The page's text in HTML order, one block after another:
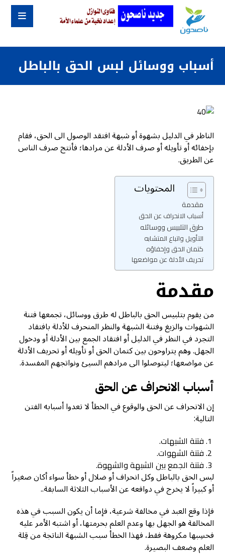
أسباب ووسائل لبس الحق بالباطل
الناظر في الدليل بشهوة أو شبهة افتقد الوصول الى الحق، فقام
بإخفائه أو تأويله أو صرف الأدلة عن مرادها؛ فأنتج صرف الناس
عن الطريق.
المحتويات
مقدمة
أسباب الانحراف عن الحق
طرق التلبيس ووسائله
التأويل واتباع المتشابه
كتمان الحق وإخفاؤه
تحريف الأدلة عن مواضعها
مقدمة
من يقوم بتلبيس الحق بالباطل له طرق ووسائل، تجمعها فتنة
الشهوات والزيغ وفتنة الشبهة والنظر المنحرف للأدلة بافتقاد
التجرد في النظر في الدليل أو افتقاد الجمع بين الأدلة أو ودخول
الجهل. وهم يتراوحون بين كتمان الحق أو تأويله أو تحريف الأدلة
عن مواضعها؛ ليتوصلوا الى مرادهم السيئ ونواتجهم المفسدة.
أسباب الانحراف عن الحق
إن الانحراف عن الحق والوقوع في الخطأ لا تعدوا أسبابه الفتن
التالية:
فتنة الشبهات.
فتنة الشهوات.
فتنة الجمع بين الشبهة والشهوة.
لبس الحق بالباطل وكل انحراف أو ضلال أو خطأ سواء أكان صغيراً
أو كبيراً لا يخرج في دوافعه عن الأسباب الثلاثة السابقة..
فإذا وقع العبد في مخالفة شرعية، فإما أن يكون السبب في هذه
المخالفة هو الجهل بها وعدم العلم بحرمتها، أو اشتبه الأمر عليه
فحسِبها مكروهة فقط، فهذا الخطأ سبب الشبهة الناتجة من قِلة
العلم وضعف البصيرة.